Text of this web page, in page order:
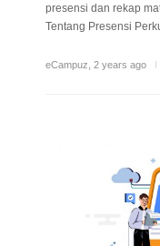
presensi dan rekap
Tentang Presensi
eCampuz 2 years ago